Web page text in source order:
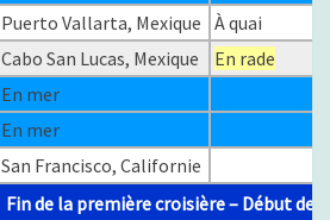
A
T
E
L
A
S
K
Puerto Vallarta, Mexique
À quai
Cabo San Lucas, Mexique
En rade
En mer
En mer
San Francisco, Californie
Fin de la première croisière – Début de